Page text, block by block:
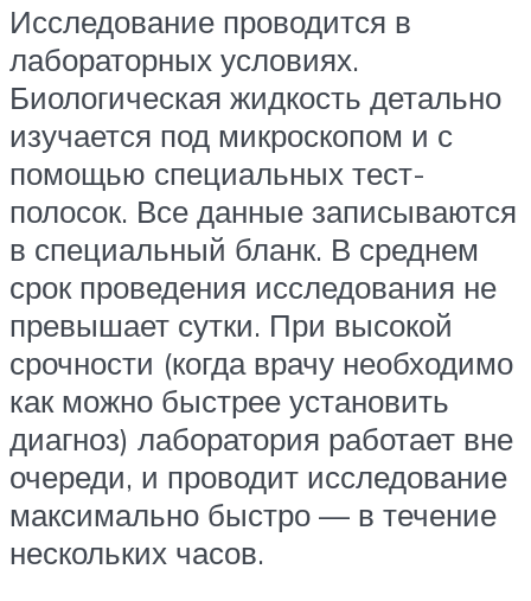
Исследование проводится в
лабораторных условиях.
Биологическая жидкость детально
изучается под микроскопом и с
помощью специальных тест-
полосок. Все данные записываются
в специальный бланк. В среднем
срок проведения исследования не
превышает сутки. При высокой
срочности (когда врачу необходимо
как можно быстрее установить
диагноз) лаборатория работает вне
очереди, и проводит исследование
максимально быстро — в течение
нескольких часов.